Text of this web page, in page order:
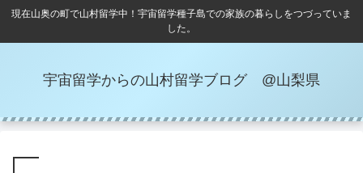
現在山奥の町で山村留学中！宇宙留学種子島での家族の暮らしをつづっていま
した。
宇宙留学からの山村留学ブログ @山梨県